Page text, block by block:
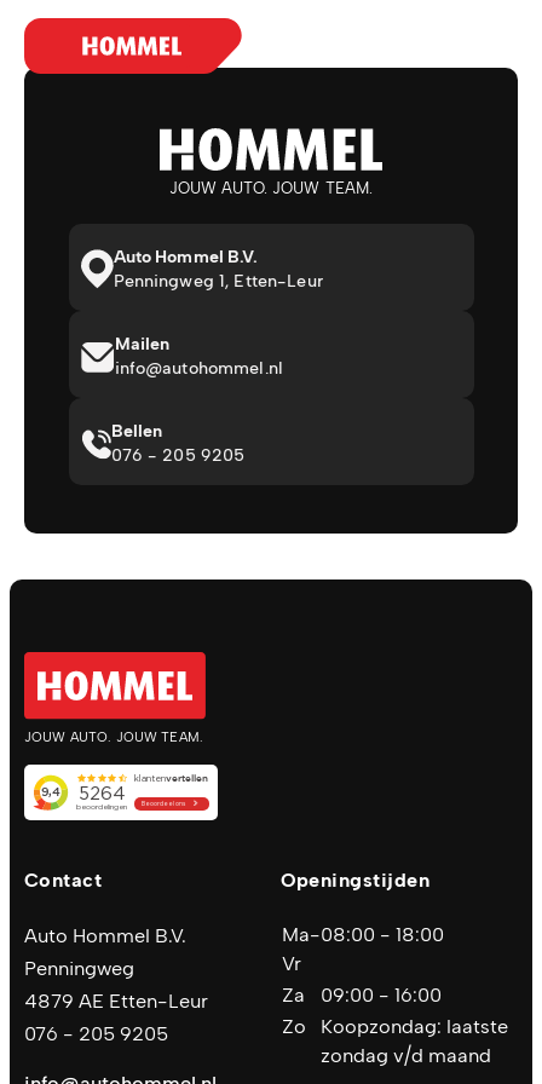
JOUW AUTO. JOUW TEAM.
Auto Hommel B.V.
Penningweg 1, Etten-Leur
Mailen
info@autohommel.nl
Bellen
076 - 205 9205
JOUW AUTO. JOUW TEAM.
Contact
Auto Hommel B.V.
Penningweg
4879 AE Etten-Leur
076 - 205 9205
Openingstijden
Ma-
Vr
08:00 - 18:00
Za
09:00 - 16:00
Zo
Koopzondag: laatste
zondag v/d maand